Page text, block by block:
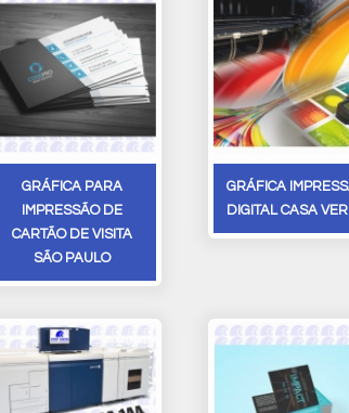
GRÁFICA PARA
IMPRESSÃO DE
CARTÃO DE VISITA
SÃO PAULO
GRÁFICA
DIGITAL CASA